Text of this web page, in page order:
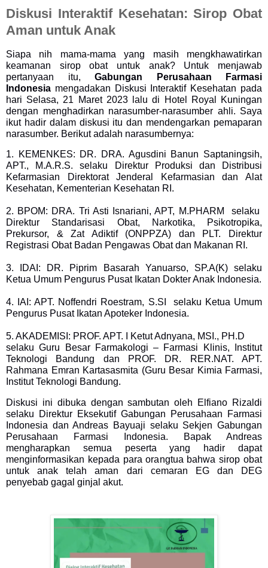
Diskusi Interaktif Kesehatan: Sirop Obat
Aman untuk Anak
Siapa nih mama-mama yang masih mengkhawatirkan
keamanan sirop obat untuk anak? Untuk menjawab
pertanyaan itu, Gabungan Perusahaan Farmasi
Indonesia mengadakan Diskusi Interaktif Kesehatan pada
hari Selasa, 21 Maret 2023 lalu di Hotel Royal Kuningan
dengan menghadirkan narasumber-narasumber ahli. Saya
ikut hadir dalam diskusi itu dan mendengarkan pemaparan
narasumber. Berikut adalah narasumbernya:
1. KEMENKES: DR. DRA. Agusdini Banun Saptaningsih,
APT., M.A.R.S. selaku Direktur Produksi dan Distribusi
Kefarmasian Direktorat Jenderal Kefarmasian dan Alat
Kesehatan, Kementerian Kesehatan RI.
2. BPOM: DRA. Tri Asti Isnariani, APT, M.PHARM selaku
Direktur Standarisasi Obat, Narkotika, Psikotropika,
Prekursor, & Zat Adiktif (ONPPZA) dan PLT. Direktur
Registrasi Obat Badan Pengawas Obat dan Makanan RI.
3. IDAI: DR. Piprim Basarah Yanuarso, SP.A(K) selaku
Ketua Umum Pengurus Pusat Ikatan Dokter Anak Indonesia.
4. IAI: APT. Noffendri Roestram, S.SI selaku Ketua Umum
Pengurus Pusat Ikatan Apoteker Indonesia.
5. AKADEMISI: PROF. APT. I Ketut Adnyana, MSI., PH.D
selaku Guru Besar Farmakologi – Farmasi Klinis, Institut
Teknologi Bandung dan PROF. DR. RER.NAT. APT.
Rahmana Emran Kartasasmita (Guru Besar Kimia Farmasi,
Institut Teknologi Bandung.
Diskusi ini dibuka dengan sambutan oleh Elfiano Rizaldi
selaku Direktur Eksekutif Gabungan Perusahaan Farmasi
Indonesia dan Andreas Bayuaji selaku Sekjen Gabungan
Perusahaan Farmasi Indonesia. Bapak Andreas
mengharapkan semua peserta yang hadir dapat
menginformasikan kepada para orangtua bahwa sirop obat
untuk anak telah aman dari cemaran EG dan DEG
penyebab gagal ginjal akut.